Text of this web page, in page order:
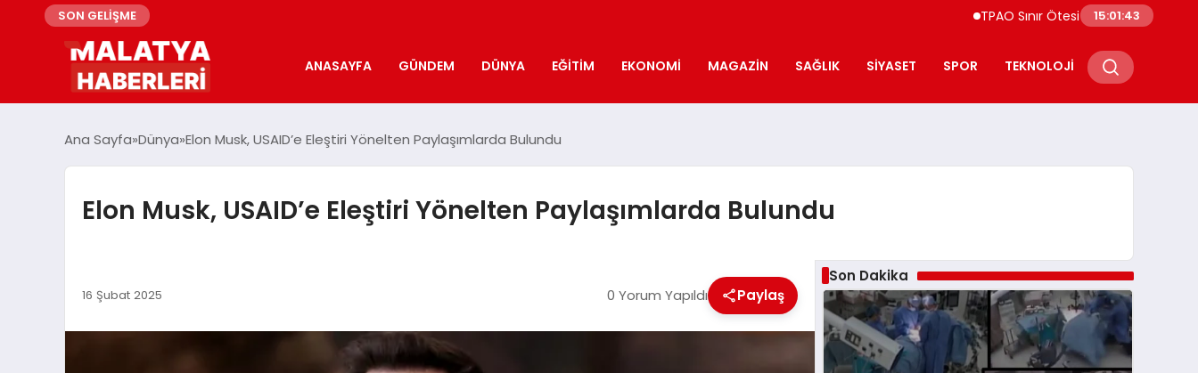
SON GELİŞME TPAO Sınır Ötesi Ortaklıklarını
15:01:44
ANASAYFA GÜNDEM DÜNYA EĞITIM EKONOMI MAGAZIN SAĞLIK SIYASET SPOR TEKNOLOJI
Ana Sayfa Dünya Elon Musk, USAID’e Eleştiri Yönelten Paylaşımlarda Bulundu
Elon Musk, USAID’e Eleştiri Yönelten Paylaşımlarda Bulundu
16 Şubat 2025 0 Yorum Yapıldı Paylaş
Son Dakika